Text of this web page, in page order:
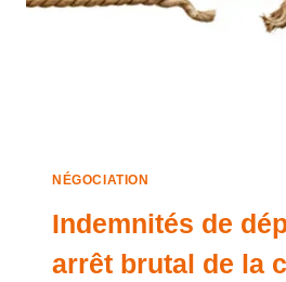
NÉGOCIATION
Indemnités de
arrêt brutal de la